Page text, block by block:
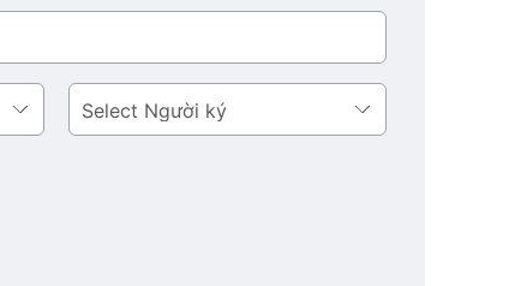
Người
ký